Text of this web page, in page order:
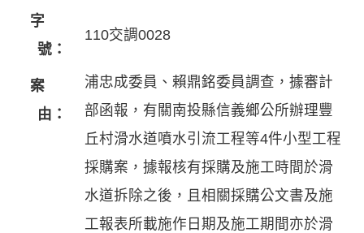
字
號：
110交調0028
案
由：
浦忠成委員、賴鼎銘委員調查，據審計
部函報，有關南投縣信義鄉公所辦理豐
丘村滑水道噴水引流工程等4件小型工程
採購案，據報核有採購及施工時間於滑
水道拆除之後，且相關採購公文書及施
工報表所載施作日期及施工期間亦於滑